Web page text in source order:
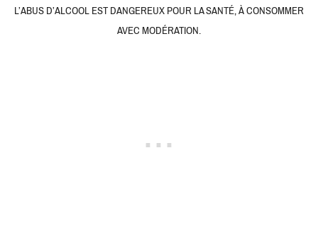
L’ABUS D’ALCOOL EST DANGEREUX POUR LA SANTÉ, À CONSOMMER
AVEC MODÉRATION.